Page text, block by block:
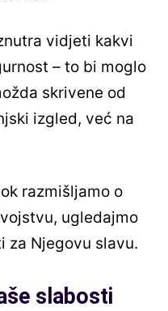
vidjeti kakvi
– to bi moglo
skrivene od
izgled, već na
razmišljamo o
ugledajmo
za Njegovu slavu.
slabosti